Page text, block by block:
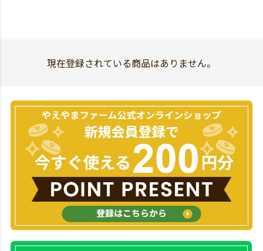
現在登録されている商品はありません。